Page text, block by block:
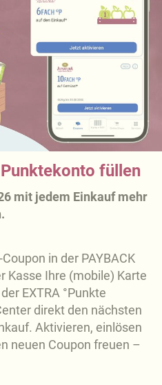
füllen
mit jedem Einkauf mehr
in der PAYBACK
Kasse Ihre (mobile) Karte
EXTRA °Punkte
direkt den nächsten
Aktivieren, einlösen
neuen Coupon freuen –